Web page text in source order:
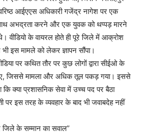
आईएएस अधिकारी गजेंद्र नागेश पर एक
साथ अभद्रता करने और एक युवक को थप्पड़ मारने
वीडियो के वायरल होते ही पूरे जिले में आक्रोश
इस मामले को लेकर ज्ञापन सौंपा।
पर कथित तौर पर कुछ लोगों द्वारा सीईओ के
गए, जिससे मामला और अधिक तूल पकड़ गया। इससे
क्या प्रशासनिक सेवा में उच्च पद पर बैठा
पर इस तरह के व्यवहार के बाद भी जवाबदेह नहीं
जिले के सम्मान का सवाल”